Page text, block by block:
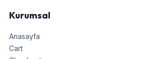
Kurumsal
Anasayfa
Cart